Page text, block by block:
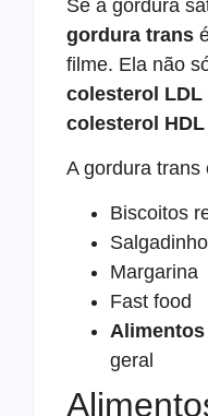
Se a gordura
gordura trans
filme. Ela não
colesterol LDL
colesterol HDL
A gordura trans
Biscoitos
Margarina
Fast food
geral